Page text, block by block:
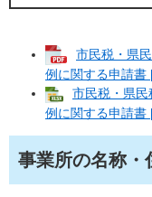
市民税・県
例に関する申請書
市民税・県
例に関する申請書
事業所の名称・